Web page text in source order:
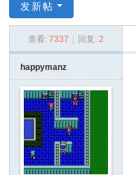
玩
发新帖
查看: 7337 回复: 2
happymanz